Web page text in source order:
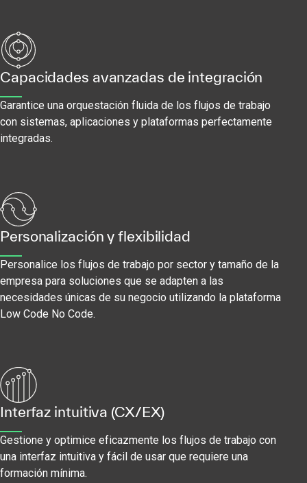
Capacidades avanzadas de integración
Garantice una orquestación fluida de los flujos de trabajo
con sistemas, aplicaciones y plataformas perfectamente
integradas.
Personalización y flexibilidad
Personalice los flujos de trabajo por sector y tamaño de la
empresa para soluciones que se adapten a las
necesidades únicas de su negocio utilizando la plataforma
Low Code No Code.
Interfaz intuitiva (CX/EX)
Gestione y optimice eficazmente los flujos de trabajo con
una interfaz intuitiva y fácil de usar que requiere una
formación mínima.